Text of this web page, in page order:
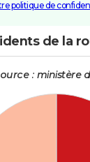
politique de
de la
: ministère